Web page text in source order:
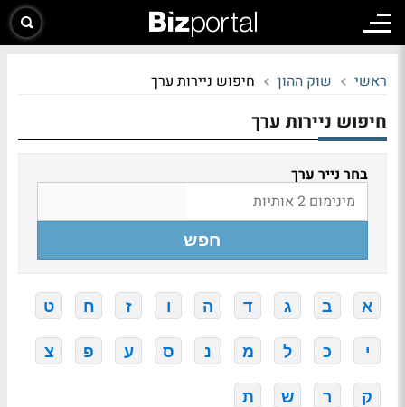
ראשי שוק ההון חיפוש ניירות ערך
חיפוש ניירות ערך
בחר נייר ערך
חפש
א ב ג ד ה ו ז ח ט
י כ ל מ נ ס ע פ צ
ק ר ש ת